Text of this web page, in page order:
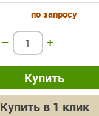
по запросу
– +
Купить в 1 клик